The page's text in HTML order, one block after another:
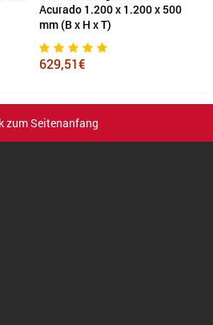
Acurado 1.200 x 1.200 x 500
mm (B x H x T)
629,51€
zum Seitenanfang